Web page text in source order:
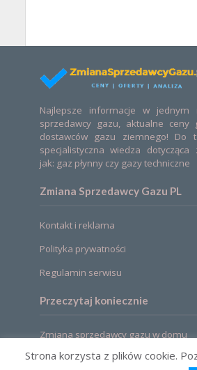
Najlepsze informacje w jednym
sprzedawcy gazu, aktualne
dostawców gazu ziemnego! Do
specjalistyczna wiedza dotycząca
jak: gaz płynny czy gazy techniczne
Zmiana Sprzedawcy Gazu PL
Kontakt i reklama
Polityka prywatności
Regulamin serwisu
Przeczytaj koniecznie
Zmiana sprzedawcy gazu w domu
Strona korzysta z plików cookie.